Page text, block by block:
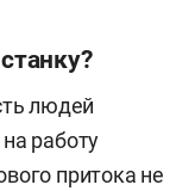
людей
работу
притока не